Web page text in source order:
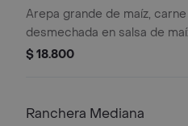
Arepa grande de maíz, carne
desmechada en salsa de
frito, plátano en cubitos, maíz
$ 18.800
Ranchera Mediana